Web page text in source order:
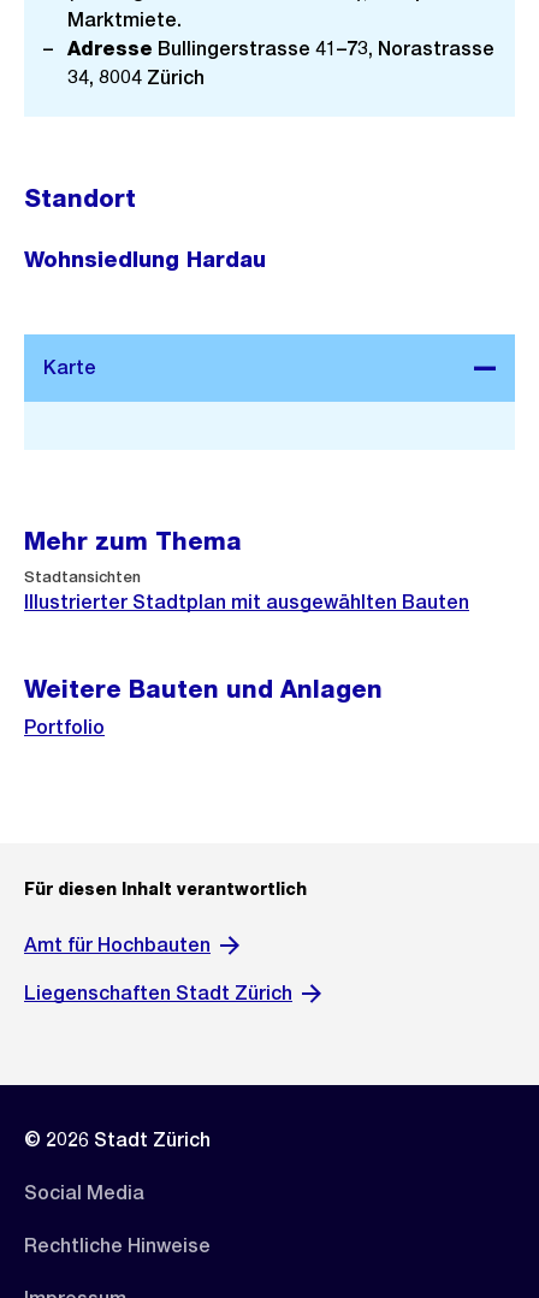
Marktmiete.
Adresse Bullingerstrasse 41–73, Norastrasse
34, 8004 Zürich
Standort
Wohnsiedlung Hardau
Stadtplan 3D
Mehr zum Thema
Stadtansichten
Illustrierter Stadtplan mit ausgewählten Bauten
Weitere Bauten und Anlagen
Portfolio
Für diesen Inhalt verantwortlich
Amt für Hochbauten
Liegenschaften Stadt Zürich
© 2026 Stadt Zürich
Social Media
Rechtliche Hinweise